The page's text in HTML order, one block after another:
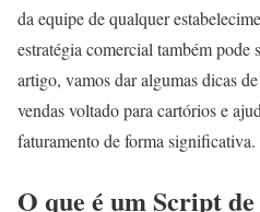
da equipe de qualquer
estratégia comercial também pode
artigo, vamos dar algumas dicas
vendas voltado para cartórios e
faturamento de forma
O que é um Script de